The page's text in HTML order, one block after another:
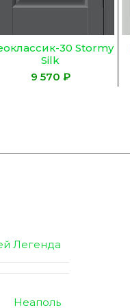
30 Stormy
Silk
₽
Легенда
Неаполь